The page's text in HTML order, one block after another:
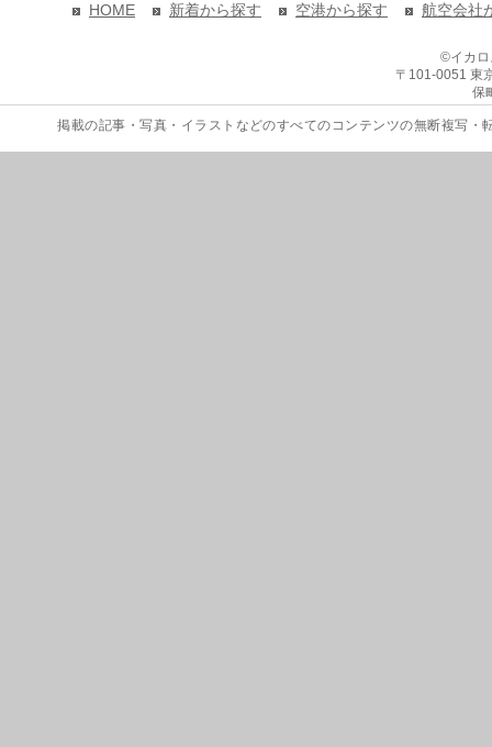
HOME 新着から探す 空港から探す 航空会社
©イカ
〒101-0051 東
保
掲載の記事・写真・イラストなどのすべてのコンテンツの無断複